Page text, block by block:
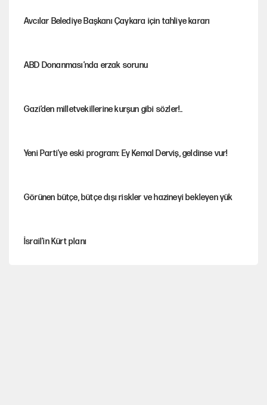
Avcılar Belediye Başkanı Çaykara için tahliye kararı
ABD Donanması’nda erzak sorunu
Gazi’den milletvekillerine kurşun gibi sözler!..
Yeni Parti'ye eski program: Ey Kemal Derviş, geldinse vur!
Görünen bütçe, bütçe dışı riskler ve hazineyi bekleyen yük
İsrail’in Kürt planı